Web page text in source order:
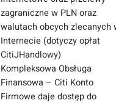
zagraniczne w PLN oraz
walutach obcych zlecanych
Internecie (dotyczy opłat
CitiJHandlowy)
Kompleksowa Obsługa
Finansowa – Citi Konto
Firmowe daje dostęp do